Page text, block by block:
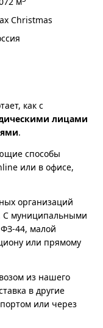
Christmas
как с
лицами
.
способы
или в офисе,
организаций
С муниципальными
44, малой
или прямому
из нашего
в другие
или через